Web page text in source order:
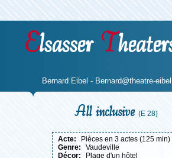
Elsasser T
Bernard Eibel - Bernard@theatre-
All inclusive (E 28)
acte:
Pièces en 3 actes (125 min)
genre:
Vaudeville
décor:
Plage d'un hôtel